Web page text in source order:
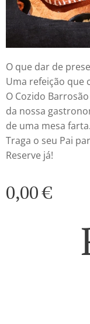
O que dar de
Uma refeição que
O Cozido
da nossa
de uma mesa farta.
Traga o seu Pai
Reserve já!
0,00€